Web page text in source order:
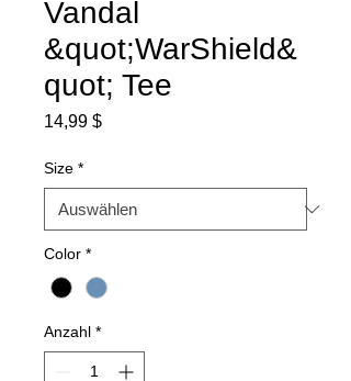
Vandal
&quot;WarShield&
quot; Tee
14,99 $Preis
Size *
Color *
Anzahl *